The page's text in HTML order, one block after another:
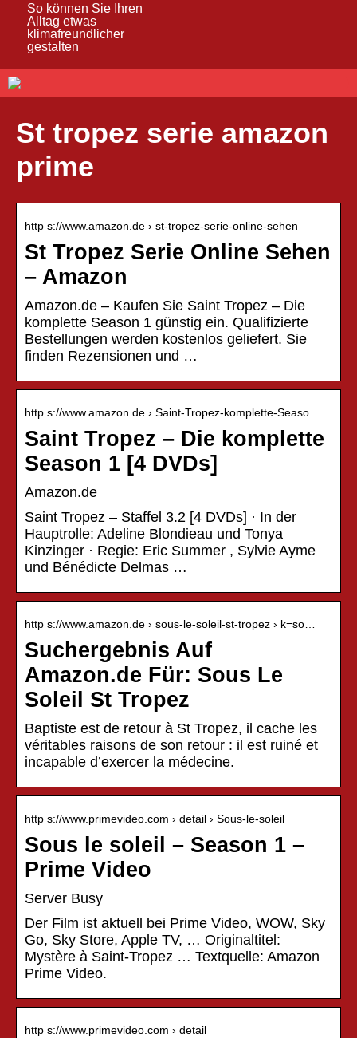
So können Sie Ihren
Alltag etwas
klimafreundlicher
gestalten
St tropez serie amazon
prime
http s://www.amazon.de › st-tropez-serie-online-sehen
St Tropez Serie Online Sehen
– Amazon
Amazon.de – Kaufen Sie Saint Tropez – Die
komplette Season 1 günstig ein. Qualifizierte
Bestellungen werden kostenlos geliefert. Sie
finden Rezensionen und …
http s://www.amazon.de › Saint-Tropez-komplette-Seaso…
Saint Tropez – Die komplette
Season 1 [4 DVDs]
Amazon.de
Saint Tropez – Staffel 3.2 [4 DVDs] · In der
Hauptrolle: Adeline Blondieau und Tonya
Kinzinger · Regie: Eric Summer , Sylvie Ayme
und Bénédicte Delmas …
http s://www.amazon.de › sous-le-soleil-st-tropez › k=so…
Suchergebnis Auf
Amazon.de Für: Sous Le
Soleil St Tropez
Baptiste est de retour à St Tropez, il cache les
véritables raisons de son retour : il est ruiné et
incapable d’exercer la médecine.
http s://www.primevideo.com › detail › Sous-le-soleil
Sous le soleil – Season 1 –
Prime Video
Server Busy
Der Film ist aktuell bei Prime Video, WOW, Sky
Go, Sky Store, Apple TV, … Originaltitel:
Mystère à Saint-Tropez … Textquelle: Amazon
Prime Video.
http s://www.primevideo.com › detail